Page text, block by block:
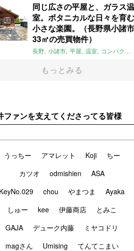
同じ広さの平屋と、ガラス温
室。ボタニカルな日々を育む
小さな楽園。（長野県小諸市
33㎡の売買物件）
長野 小諸市 平屋 温室 コンパクト
もっとみる
ファンを支えてくださってる皆様
うっちー アマレット Koji
ちー
カツオ
odmishien
ASA
chou やまつま
Ayaka
しゅー
kee 伊藤商店
とみこ
GAJA
デューク内藤
ミヤコドリ
magさん
Umising てんてこまい